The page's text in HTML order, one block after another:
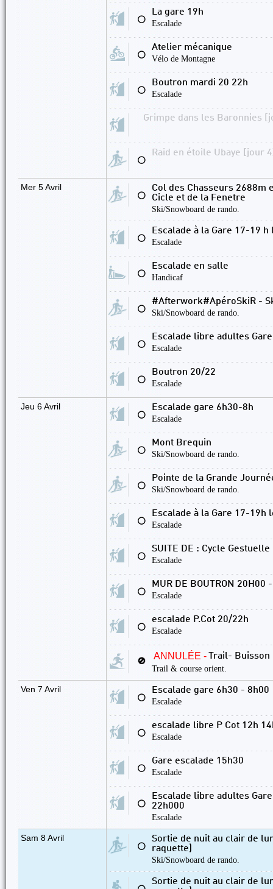
⚪
La gare 19h
Escalade
⚪
Atelier mécanique
Vélo de Montagne
⚪
Boutron mardi 20 22h
Escalade
Grimpe dans les Baronnies
⚪
Raid en étoile Ubaye [jour
Mer 5 Avril
⚪
Col des Chasseurs 2688m
Cicle et de la Fenetre
Ski/Snowboard de rando.
⚪
Escalade à la Gare 17-19 h
Escalade
⚪
Escalade en salle
Handicaf
⚪
#Afterwork#ApéroSkiR -
Ski/Snowboard de rando.
⚪
Escalade libre adultes
Escalade
⚪
Boutron 20/22
Escalade
Jeu 6 Avril
⚪
Escalade gare 6h30-8h
Escalade
⚪
Mont Brequin
Ski/Snowboard de rando.
⚪
Pointe de la Grande
Ski/Snowboard de rando.
⚪
Escalade à la Gare 17-19h
Escalade
⚪
SUITE DE : Cycle Gestuelle
Escalade
⚪
MUR DE BOUTRON 20H00
Escalade
⚪
escalade P.Cot 20/22h
Escalade
🚫 ANNULÉE -
Trail-
Trail & course orient.
Ven 7 Avril
⚪
Escalade gare 6h30 - 8h00
Escalade
⚪
escalade libre P Cot 12h
Escalade
⚪
Gare escalade 15h30
Escalade
⚪
Escalade libre adultes
22h000
Escalade
Sam 8 Avril
⚪
Sortie de nuit au clair de
raquette)
Ski/Snowboard de rando.
Sortie de nuit au clair de